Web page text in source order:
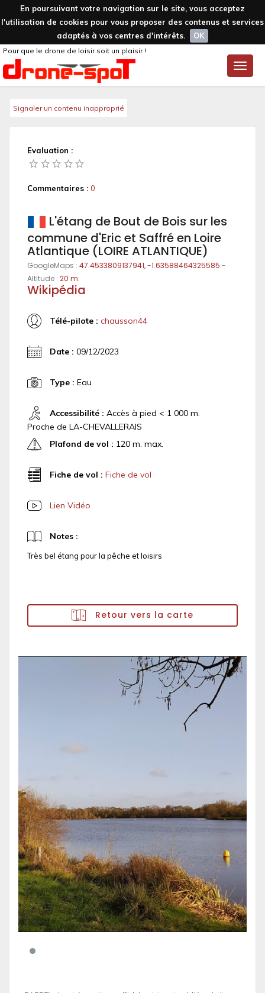
En poursuivant votre navigation sur le site, vous acceptez
l'utilisation de cookies pour vous proposer des contenus et services
adaptés à vos centres d'intérêts.
OK
Toggle
Pour que le drone de loisir soit un plaisir !
Signaler un contenu inapproprié
Evaluation :
Commentaires : 0
L'étang de Bout de Bois sur les
commune d'Eric et Saffré en Loire
Atlantique (LOIRE ATLANTIQUE)
GoogleMaps : 47.4533809137941, -1.63588464325585 -
Altitude : 20 m.
Wikipédia
Télé-pilote : chausson44
Date : 09/12/2023
Type : Eau
Accessibilité : Accès à pied < 1 000 m.
Proche de LA-CHEVALLERAIS
Plafond de vol : 120 m. max.
Fiche de vol : Fiche de vol
Lien Vidéo
Notes :
Très bel étang pour la pêche et loisirs
Retour vers la carte